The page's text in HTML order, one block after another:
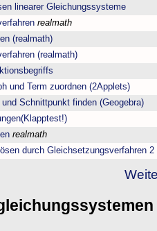
linearer Gleichungssysteme
realmath
(realmath)
(realmath)
und Term zuordnen (2Applets)
Schnittpunkt finden (Geogebra)
realmath
durch Gleichsetzungsverfahren 2